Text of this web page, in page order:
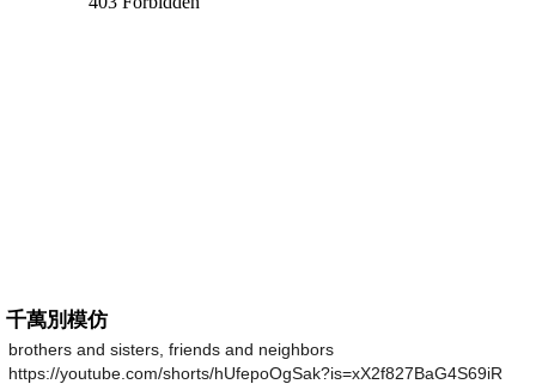
千萬別模仿
brothers and sisters, friends and neighbors
https://youtube.com/shorts/hUfepoOgSak?is=xX2f827BaG4S69iR